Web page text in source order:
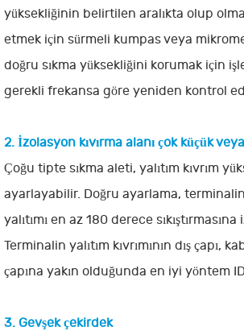
yüksekliğinin belirtilen aralıkta olup
etmek için sürmeli kumpas veya
doğru sıkma yüksekliğini korumak için
gerekli frekansa göre yeniden kontrol
2. İzolasyon kıvırma alanı çok küçük
Çoğu tipte sıkma aleti, yalıtım kıvrım
ayarlayabilir. Doğru ayarlama, terminalin
yalıtımı en az 180 derece sıkıştırmasına
Terminalin yalıtım kıvrımının dış çapı,
çapına yakın olduğunda en iyi yöntem
3. Gevşek çekirdek